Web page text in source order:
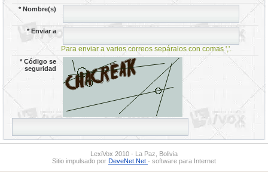
*Nombre(s)
*Enviar a
Para enviar a varios correos sepáralos con comas ','.
*Código se
seguridad
LexiVox 2010 - La Paz, Bolivia
Sitio impulsado por DeveNet.Net - software para Internet